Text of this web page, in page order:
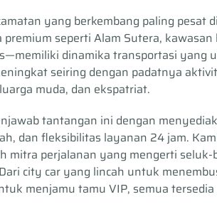
yang berkembang paling pesat
seperti Alam Sutera,
dinamika transportasi yang
seiring dengan padatnya
muda, dan ekspatriat.
tantangan ini dengan
dan fleksibilitas layanan 24 jam.
mitra perjalanan yang mengerti
city car yang lincah untuk
menjamu tamu VIP, semua